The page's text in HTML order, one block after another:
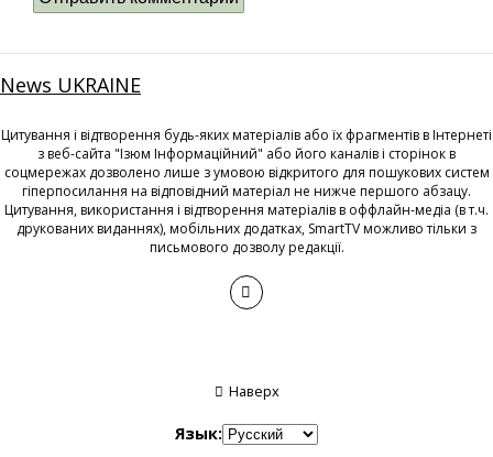
News UKRAINE
Цитування і відтворення будь-яких матеріалів або їх фрагментів в Інтернеті
з веб-сайта "Ізюм Інформаційний" або його каналів і сторінок в
соцмережах дозволено лише з умовою відкритого для пошукових систем
гіперпосилання на відповідний матеріал не нижче першого абзацу.
Цитування, використання і відтворення матеріалів в оффлайн-медіа (в т.ч.
друкованих виданнях), мобільних додатках, SmartTV можливо тільки з
письмового дозволу редакції.
Наверх
Язык: